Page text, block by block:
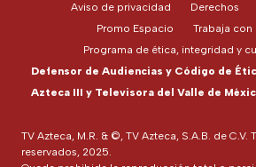
TV Azteca, M.R. & ©, TV Azteca, S.A.B. de
reservados, 2025.
Aviso de privacidad Derechos
Promo Espacio
Trabaja con
Programa de ética, integridad y
Defensor de Audiencias y Código de
Azteca III y Televisora del Valle de